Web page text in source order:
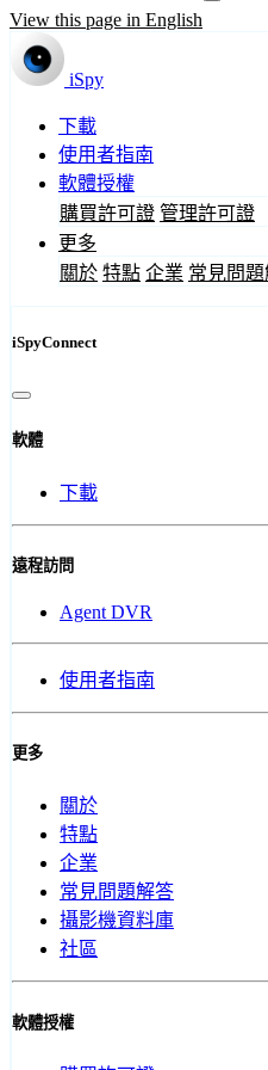
View this page in English
iSpy
下載
使用者指南
軟體授權
購買許可證 管理許可證
更多
關於 特點 企業 常見問
iSpyConnect
軟體
下載
遠程訪問
Agent DVR
使用者指南
更多
關於
特點
企業
常見問題解答
攝影機資料庫
社區
軟體授權